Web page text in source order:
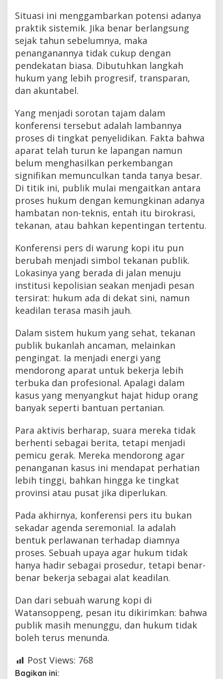
Situasi ini menggambarkan potensi adanya
praktik sistemik. Jika benar berlangsung
sejak tahun sebelumnya, maka
penanganannya tidak cukup dengan
pendekatan biasa. Dibutuhkan langkah
hukum yang lebih progresif, transparan,
dan akuntabel.
Yang menjadi sorotan tajam dalam
konferensi tersebut adalah lambannya
proses di tingkat penyelidikan. Fakta bahwa
aparat telah turun ke lapangan namun
belum menghasilkan perkembangan
signifikan memunculkan tanda tanya besar.
Di titik ini, publik mulai mengaitkan antara
proses hukum dengan kemungkinan adanya
hambatan non-teknis, entah itu birokrasi,
tekanan, atau bahkan kepentingan tertentu.
Konferensi pers di warung kopi itu pun
berubah menjadi simbol tekanan publik.
Lokasinya yang berada di jalan menuju
institusi kepolisian seakan menjadi pesan
tersirat: hukum ada di dekat sini, namun
keadilan terasa masih jauh.
Dalam sistem hukum yang sehat, tekanan
publik bukanlah ancaman, melainkan
pengingat. Ia menjadi energi yang
mendorong aparat untuk bekerja lebih
terbuka dan profesional. Apalagi dalam
kasus yang menyangkut hajat hidup orang
banyak seperti bantuan pertanian.
Para aktivis berharap, suara mereka tidak
berhenti sebagai berita, tetapi menjadi
pemicu gerak. Mereka mendorong agar
penanganan kasus ini mendapat perhatian
lebih tinggi, bahkan hingga ke tingkat
provinsi atau pusat jika diperlukan.
Pada akhirnya, konferensi pers itu bukan
sekadar agenda seremonial. Ia adalah
bentuk perlawanan terhadap diamnya
proses. Sebuah upaya agar hukum tidak
hanya hadir sebagai prosedur, tetapi benar-
benar bekerja sebagai alat keadilan.
Dan dari sebuah warung kopi di
Watansoppeng, pesan itu dikirimkan: bahwa
publik masih menunggu, dan hukum tidak
boleh terus menunda.
Post Views: 768
Bagikan ini: